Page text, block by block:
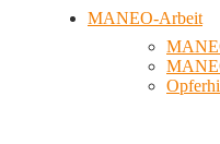
MANEO-Arbeit